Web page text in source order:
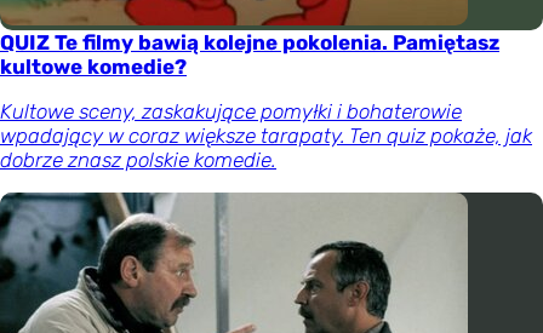
QUIZ Te filmy bawią kolejne pokolenia. Pamiętasz
kultowe komedie?
Kultowe sceny, zaskakujące pomyłki i bohaterowie
wpadający w coraz większe tarapaty. Ten quiz pokaże, jak
dobrze znasz polskie komedie.